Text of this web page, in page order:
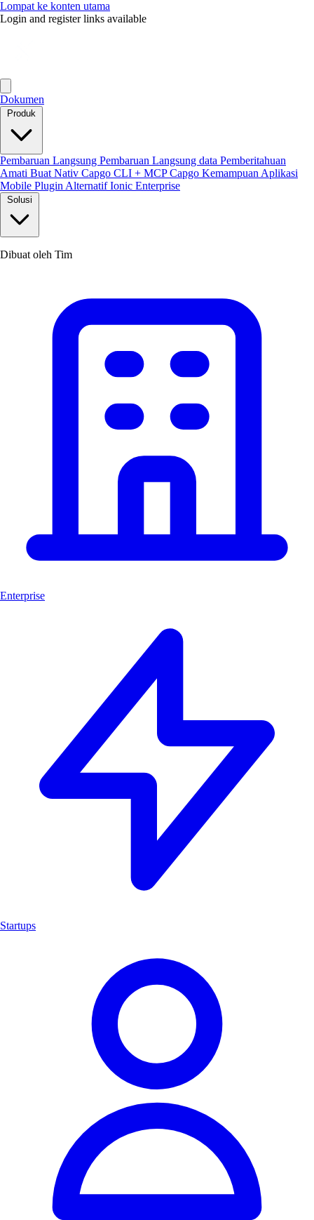
Lompat ke konten utama
Login and register links available
Dokumen
Produk
Pembaruan Langsung Pembaruan Langsung data Pemberitahuan
Amati Buat Nativ Capgo CLI + MCPCapgo Kemampuan Aplikasi
Mobile Plugin Alternatif Ionic Enterprise
Solusi
Dibuat oleh Tim
Enterprise
Startups